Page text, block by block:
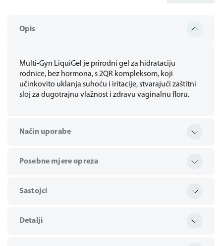
Opis
Multi-Gyn LiquiGel je prirodni gel za hidrataciju
rodnice, bez hormona, s 2QR kompleksom, koji
učinkovito uklanja suhoću i iritacije, stvarajući zaštitni
sloj za dugotrajnu vlažnost i zdravu vaginalnu floru.
Način uporabe
Posebne mjere opreza
Sastojci
Detalji